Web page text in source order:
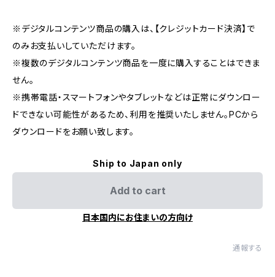
※デジタルコンテンツ商品の購入は、【クレジットカード決済】で
のみお支払いしていただけます。
※複数のデジタルコンテンツ商品を一度に購入することはできま
せん。
※携帯電話・スマートフォンやタブレットなどは正常にダウンロー
ドできない可能性があるため、利用を推奨いたしません。PCから
ダウンロードをお願い致します。
Ship to Japan only
Add to cart
日本国内にお住まいの方向け
通報する